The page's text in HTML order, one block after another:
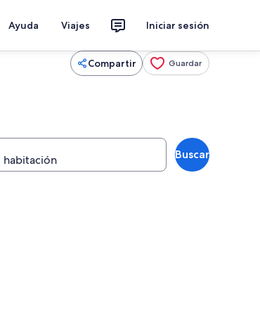
Ayuda Viajes Iniciar sesión
Compartir Guardar
Buscar